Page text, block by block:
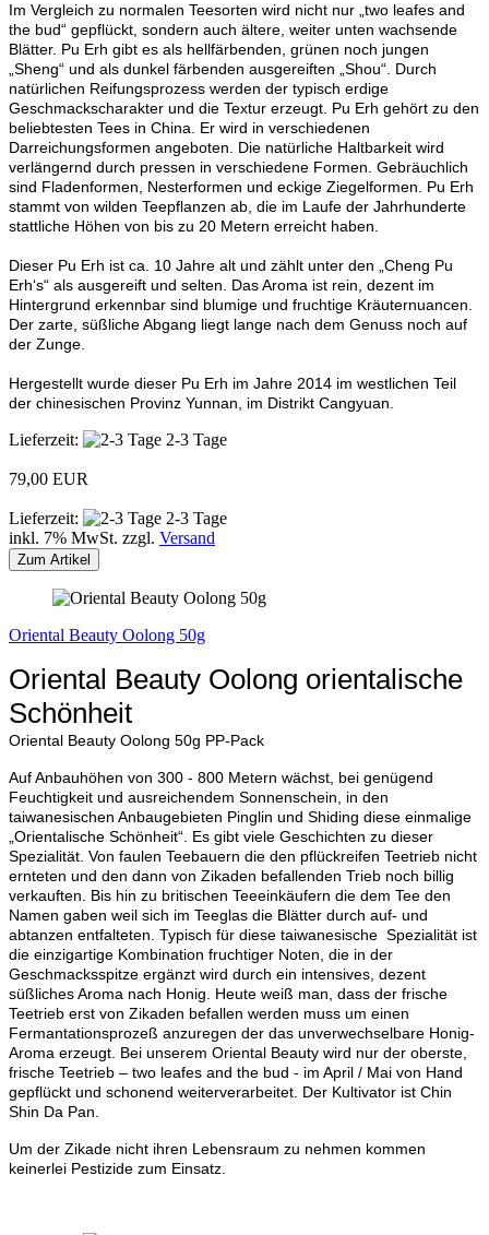
Im Vergleich zu normalen Teesorten wird nicht nur „two leafes and
the bud“ gepflückt, sondern auch ältere, weiter unten wachsende
Blätter. Pu Erh gibt es als hellfärbenden, grünen noch jungen
„Sheng“ und als dunkel färbenden ausgereiften „Shou“. Durch
natürlichen Reifungsprozess werden der typisch erdige
Geschmackscharakter und die Textur erzeugt. Pu Erh gehört zu den
beliebtesten Tees in China. Er wird in verschiedenen
Darreichungsformen angeboten. Die natürliche Haltbarkeit wird
verlängernd durch pressen in verschiedene Formen. Gebräuchlich
sind Fladenformen, Nesterformen und eckige Ziegelformen. Pu Erh
stammt von wilden Teepflanzen ab, die im Laufe der Jahrhunderte
stattliche Höhen von bis zu 20 Metern erreicht haben.
​Dieser Pu Erh ist ca. 10 Jahre alt und zählt unter den „Cheng Pu
Erh‘s“ als ausgereift und selten. Das Aroma ist rein, dezent im
Hintergrund erkennbar sind blumige und fruchtige Kräuternuancen.
Der zarte, süßliche Abgang liegt lange nach dem Genuss noch auf
der Zunge.
Hergestellt wurde dieser Pu Erh im Jahre 2014 im westlichen Teil
der chinesischen Provinz Yunnan, im Distrikt Cangyuan.
Lieferzeit: 2-3 Tage
79,00 EUR
Lieferzeit:
2-3 Tage
inkl. 7% MwSt. zzgl. Versand
Zum Artikel
Oriental Beauty Oolong 50g
Oriental Beauty Oolong orientalische
Schönheit
Oriental Beauty Oolong 50g PP-Pack
Auf Anbauhöhen von 300 - 800 Metern wächst, bei genügend
Feuchtigkeit und ausreichendem Sonnenschein, in den
taiwanesischen Anbaugebieten Pinglin und Shiding diese einmalige
„Orientalische Schönheit“. Es gibt viele Geschichten zu dieser
Spezialität. Von faulen Teebauern die den pflückreifen Teetrieb nicht
ernteten und den dann von Zikaden befallenden Trieb noch billig
verkauften. Bis hin zu britischen Teeeinkäufern die dem Tee den
Namen gaben weil sich im Teeglas die Blätter durch auf- und
abtanzen entfalteten. Typisch für diese taiwanesische Spezialität ist
die einzigartige Kombination fruchtiger Noten, die in der
Geschmacksspitze ergänzt wird durch ein intensives, dezent
süßliches Aroma nach Honig. Heute weiß man, dass der frische
Teetrieb erst von Zikaden befallen werden muss um einen
Fermantationsprozeß anzuregen der das unverwechselbare Honig-
Aroma erzeugt. Bei unserem Oriental Beauty wird nur der oberste,
frische Teetrieb – two leafes and the bud - im April / Mai von Hand
gepflückt und schonend weiterverarbeitet. Der Kultivator ist Chin
Shin Da Pan.
Um der Zikade nicht ihren Lebensraum zu nehmen kommen
keinerlei Pestizide zum Einsatz.